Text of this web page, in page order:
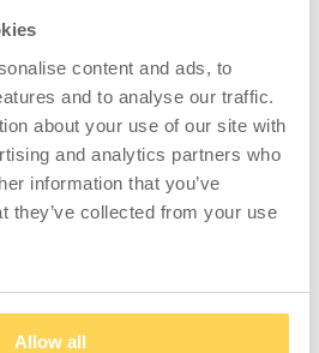
content and ads, to
and to analyse our traffic.
about your use of our site with
and analytics partners who
information that you’ve
they’ve collected from your use
Allow all
wurde. Das Regal
Melamin gefertigt und
Halterungen, die
als Ergänzung zur
um zusätzlichen
und Ähnliches